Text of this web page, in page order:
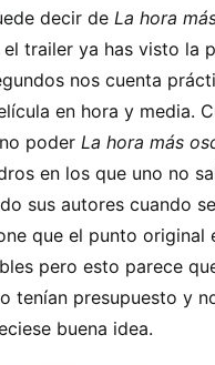
decir de La hora
trailer ya has visto la
nos cuenta
en hora y media.
poder La hora más
en los que uno no
sus autores cuando
que el punto original
pero esto parece
tenían presupuesto y
buena idea.